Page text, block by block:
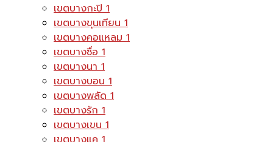
เขตบางกะปิ1
เขตบางขุนเทียน1
เขตบางคอแหลม1
เขตบางซื่อ1
เขตบางนา1
เขตบางบอน1
เขตบางพลัด1
เขตบางรัก1
เขตบางเขน1